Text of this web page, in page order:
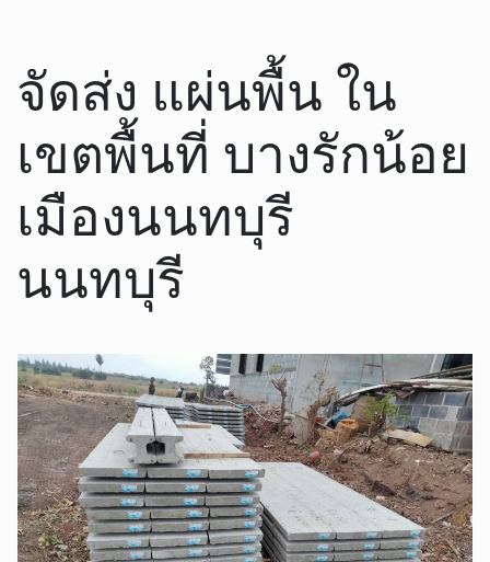
จัดส่ง แผ่นพื้น ใน
เขตพื้นที่ บางรักน้อย
เมืองนนทบุรี
นนทบุรี